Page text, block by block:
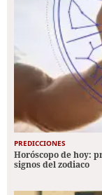
PREDICCIONES
Horóscopo de hoy:
signos del zodiaco